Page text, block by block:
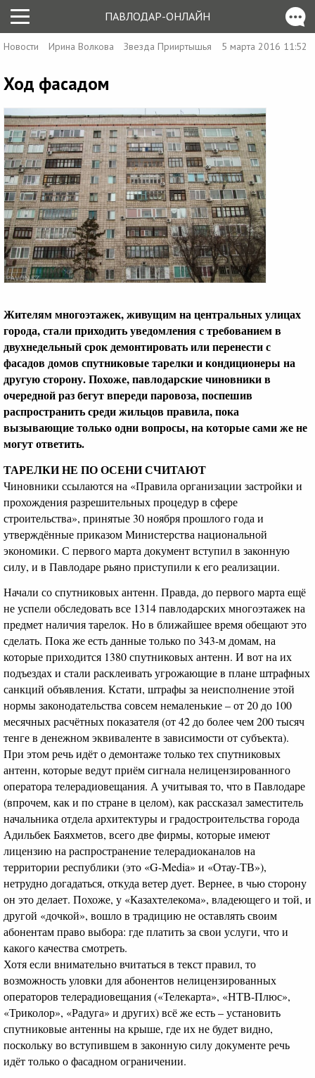
ПАВЛОДАР-ОНЛАЙН
Новости Ирина Волкова Звезда Прииртышья 5 марта 2016 11:52
Ход фасадом
Жителям многоэтажек, живущим на центральных улицах
города, стали приходить уведомления с требованием в
двухнедельный срок демонтировать или перенести с
фасадов домов спутниковые тарелки и кондиционеры на
другую сторону. Похоже, павлодарские чиновники в
очередной раз бегут впереди паровоза, поспешив
распространить среди жильцов правила, пока
вызывающие только одни вопросы, на которые сами же не
могут ответить.
ТАРЕЛКИ НЕ ПО ОСЕНИ СЧИТАЮТ
Чиновники ссылаются на «Правила организации застройки и
прохождения разрешительных процедур в сфере
строительства», принятые 30 ноября прошлого года и
утверждённые приказом Министерства национальной
экономики. С первого марта документ вступил в законную
силу, и в Павлодаре рьяно приступили к его реализации.
Начали со спутниковых антенн. Правда, до первого марта ещё
не успели обследовать все 1314 павлодарских многоэтажек на
предмет наличия тарелок. Но в ближайшее время обещают это
сделать. Пока же есть данные только по 343-м домам, на
которые приходится 1380 спутниковых антенн. И вот на их
подъездах и стали расклеивать угрожающие в плане штрафных
санкций объявления. Кстати, штрафы за неисполнение этой
нормы законодательства совсем немаленькие – от 20 до 100
месячных расчётных показателя (от 42 до более чем 200 тысяч
тенге в денежном эквиваленте в зависимости от субъекта).
При этом речь идёт о демонтаже только тех спутниковых
антенн, которые ведут приём сигнала нелицензированного
оператора телерадиовещания. А учитывая то, что в Павлодаре
(впрочем, как и по стране в целом), как рассказал заместитель
начальника отдела архитектуры и градостроительства города
Адильбек Баяхметов, всего две фирмы, которые имеют
лицензию на распространение телерадиоканалов на
территории республики (это «G-Media» и «Отау-ТВ»),
нетрудно догадаться, откуда ветер дует. Вернее, в чью сторону
он это делает. Похоже, у «Казахтелекома», владеющего и той, и
другой «дочкой», вошло в традицию не оставлять своим
абонентам право выбора: где платить за свои услуги, что и
какого качества смотреть.
Хотя если внимательно вчитаться в текст правил, то
возможность уловки для абонентов нелицензированных
операторов телерадиовещания («Телекарта», «НТВ-Плюс»,
«Триколор», «Радуга» и других) всё же есть – установить
спутниковые антенны на крыше, где их не будет видно,
поскольку во вступившем в законную силу документе речь
идёт только о фасадном ограничении.